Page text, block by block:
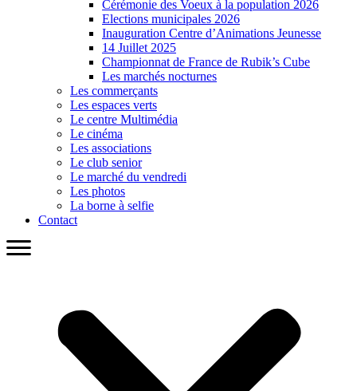
Cérémonie des Voeux à la population 2026
Elections municipales 2026
Inauguration Centre d’Animations Jeunesse
14 Juillet 2025
Championnat de France de Rubik’s Cube
Les marchés nocturnes
Les commerçants
Les espaces verts
Le centre Multimédia
Le cinéma
Les associations
Le club senior
Le marché du vendredi
Les photos
La borne à selfie
Contact